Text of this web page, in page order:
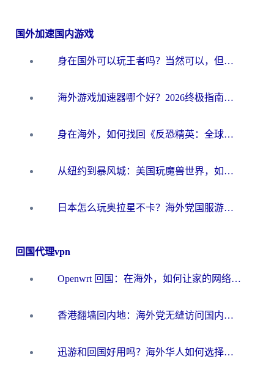
国外加速国内游戏
身在国外可以玩王者吗？当然可以，但你需要这份“加速”指南
海外游戏加速器哪个好？2026终极指南帮你畅玩国服+解决卡顿难题
身在海外，如何找回《反恐精英：全球攻势》国服的丝滑手感？一份给你的终极指南
从纽约到暴风城：美国玩魔兽世界，如何找到你的最佳网络航线
日本怎么玩奥拉星不卡？海外党国服游戏加速器选择全攻略
回国代理vpn
Openwrt 回国：在海外，如何让家的网络触手可及
香港翻墙回内地：海外党无缝访问国内资源的加速器选择全攻略
迅游和回国好用吗？海外华人如何选择靠谱的回国加速器